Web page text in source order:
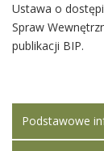
Ustawa o
Spraw
publikacji BIP.
Podstawowe